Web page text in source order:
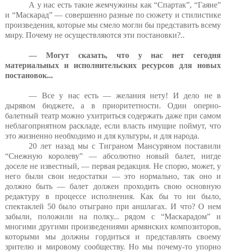
А у нас есть такие жемчужины как “Спартак”, “Гаяне”
и “Маскарад” — совершенно разные по сюжету и стилистике
произведения, которые мы смело могли бы представить всему
миру. Почему не осуществляются эти постановки?..
— Могут сказать, что у нас нет сегодня
материальных и исполнительских ресурсов для новых
постановок...
— Все у нас есть — желания нету! И дело не в
дырявом бюджете, а в приоритетности. Один оперно-
балетный театр можно ухитриться содержать даже при самом
неблагоприятном раскладе, если власть имущие поймут, что
это жизненно необходимо и для культуры, и для народа.
20 лет назад мы с Тиграном Мансуряном поставили
“Снежную королеву” — абсолютно новый балет, нигде
доселе не известный, — первая редакция. Не спорю, может, у
него были свои недостатки — это нормально, так оно и
должно быть — балет должен проходить свою основную
редактуру в процессе исполнения. Как бы то ни было,
спектаклей 50 было отыграно при аншлагах. И что? О нем
забыли, положили на полку... рядом с “Маскарадом” и
многими другими произведениями армянских композиторов,
которыми мы должны гордиться и представлять своему
зрителю и мировому сообществу. Но мы почему-то упорно